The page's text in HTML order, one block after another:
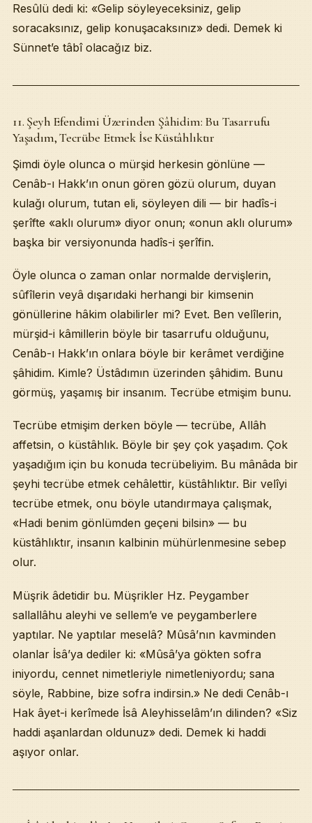
Resûlü dedi ki: «Gelip söyleyeceksiniz, gelip
soracaksınız, gelip konuşacaksınız» dedi. Demek ki
Sünnet’e tâbî olacağız biz.
11. Şeyh Efendimi Üzerinden Şâhidim: Bu Tasarrufu
Yaşadım, Tecrübe Etmek İse Küstâhlıktır
Şimdi öyle olunca o mürşid herkesin gönlüne —
Cenâb-ı Hakk’ın onun gören gözü olurum, duyan
kulağı olurum, tutan eli, söyleyen dili — bir hadîs-i
şerîfte «aklı olurum» diyor onun; «onun aklı olurum»
başka bir versiyonunda hadîs-i şerîfin.
Öyle olunca o zaman onlar normalde dervişlerin,
sûfîlerin veyâ dışarıdaki herhangi bir kimsenin
gönüllerine hâkim olabilirler mi? Evet. Ben velîlerin,
mürşid-i kâmillerin böyle bir tasarrufu olduğunu,
Cenâb-ı Hakk’ın onlara böyle bir kerâmet verdiğine
şâhidim. Kimle? Üstâdımın üzerinden şâhidim. Bunu
görmüş, yaşamış bir insanım. Tecrübe etmişim bunu.
Tecrübe etmişim derken böyle — tecrübe, Allâh
affetsin, o küstâhlık. Böyle bir şey çok yaşadım. Çok
yaşadığım için bu konuda tecrübeliyim. Bu mânâda bir
şeyhi tecrübe etmek cehâlettir, küstâhlıktır. Bir velîyi
tecrübe etmek, onu böyle utandırmaya çalışmak,
«Hadi benim gönlümden geçeni bilsin» — bu
küstâhlıktır, insanın kalbinin mühürlenmesine sebep
olur.
Müşrik âdetidir bu. Müşrikler Hz. Peygamber
sallallâhu aleyhi ve sellem’e ve peygamberlere
yaptılar. Ne yaptılar meselâ? Mûsâ’nın kavminden
olanlar İsâ’ya dediler ki: «Mûsâ’ya gökten sofra
iniyordu, cennet nimetleriyle nimetleniyordu; sana
söyle, Rabbine, bize sofra indirsin.» Ne dedi Cenâb-ı
Hak âyet-i kerîmede İsâ Aleyhisselâm’ın dilinden? «Siz
haddi aşanlardan oldunuz» dedi. Demek ki haddi
aşıyor onlar.